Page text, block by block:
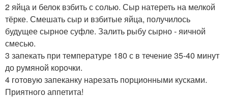
2 яйца и белок взбить с солью. Сыр натереть на мелкой
тёрке. Смешать сыр и взбитые яйца, получилось
будущее сырное суфле. Залить рыбу сырно - яичной
смесью.
3 запекать при температуре 180 с в течение 35-40 минут
до румяной корочки.
4 готовую запеканку нарезать порционными кусками.
Приятного аппетита!